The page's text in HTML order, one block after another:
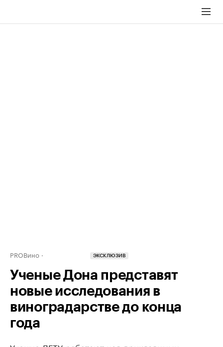
PROВино ЭКСКЛЮЗИВ
Ученые Дона представят
новые исследования в
виноградарстве до конца
года